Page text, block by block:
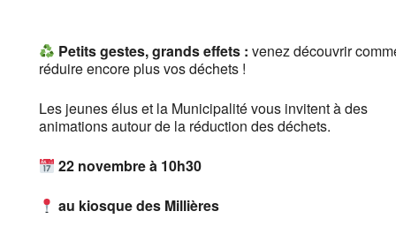
Petits gestes, grands effets : venez découvrir
réduire encore plus vos déchets !
Les jeunes élus et la Municipalité vous invitent à des
animations autour de la réduction des déchets.
22 novembre à 10h30
au kiosque des Millières